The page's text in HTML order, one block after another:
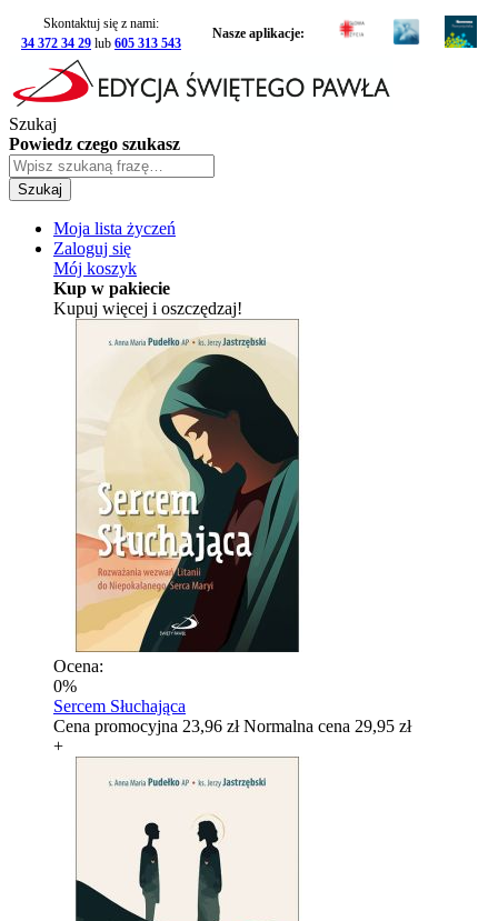
Skontaktuj się z nami:
34 372 34 29 lub 605 313 543
Nasze aplikacje:
Szukaj
Powiedz czego szukasz
Szukaj
Moja lista życzeń
Zaloguj się
Mój koszyk
Kup w pakiecie
Kupuj więcej i oszczędzaj!
Ocena:
0%
Sercem Słuchająca
Cena promocyjna 23,96 zł Normalna cena 29,95 zł
+